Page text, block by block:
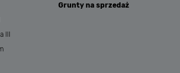
III
Grunty na sprzedaż